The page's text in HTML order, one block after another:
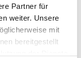
Partner für
weiter. Unsere
mit
bereitgestellt
Euro als
über das
werden.